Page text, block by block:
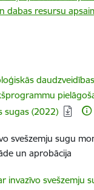
dabas resursu
sugas (2022)
svešzemju sugu
un aprobācija
invazīvo svešzemju